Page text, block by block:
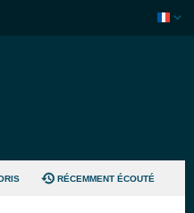
RÉCEMMENT ÉCOUTÉ